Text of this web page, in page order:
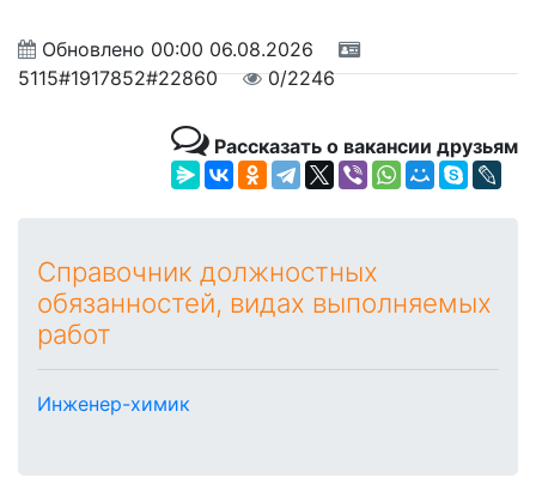
Обновлено 00:00 06.08.2026
5115#1917852#22860
0/2246
Рассказать о вакансии друзьям
Справочник должностных
обязанностей, видах выполняемых
работ
Инженер-химик